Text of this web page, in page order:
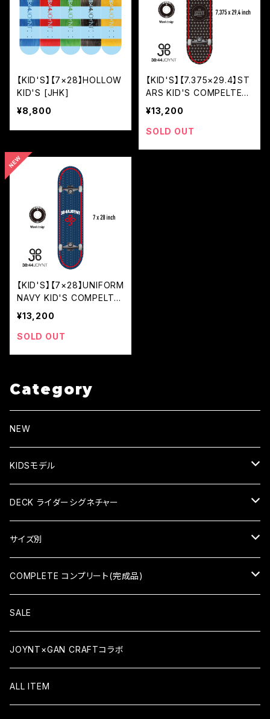
【KID'S】【7×28】HOLLOW
KID'S [JHK]
¥8,800
【KID'S】【7.375×29.4】ST
ARS KID'S COMPELTE
[JSTC]
¥13,200
SOLD OUT
【KID'S】【7×28】UNIFORM
NAVY KID'S COMPELTE
[JUNC]
¥13,200
SOLD OUT
Category
NEW
KIDSモデル
KID'S COMPLETE キッズコンプリート
KID'S DECK キッズデッキ
DECK ライダーシグネチャー
HIROKI SAEGUSA (三枝博貴)
HIDEAKI HAYASHI（林秀晃）
TATSUMA TAMANO（玉野辰磨）
ATSUSHI SATO（佐藤敦）
YUSAKU ISHIKAWA (石川祐作)
サイズ別
7×28（KID'S）
7.375×29.4（KID'S）
7.5×30.8
7.6×31.6
COMPLETE コンプリート(完成品)
COMPLETE コンプリート
KID'S COMPLETE キッズコンプリート
SALE
JOYNT×GAN CRAFTコラボ
ALL ITEM